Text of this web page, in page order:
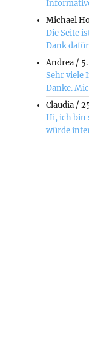
Michael
Die Seite
Dank
Andrea /
Sehr viele
Danke.
Claudia /
Hi, ich bin
würde